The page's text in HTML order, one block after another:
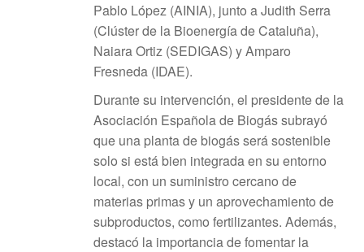
Pablo López (AINIA), junto a Judith Serra
(Clúster de la Bioenergía de Cataluña),
Naiara Ortiz (SEDIGAS) y Amparo
Fresneda (IDAE).
Durante su intervención, el presidente de la
Asociación Española de Biogás subrayó
que una planta de biogás será sostenible
solo si está bien integrada en su entorno
local, con un suministro cercano de
materias primas y un aprovechamiento de
subproductos, como fertilizantes. Además,
destacó la importancia de fomentar la